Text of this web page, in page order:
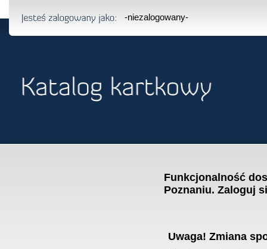
-niezalogowany-
Funkcjonalność
Poznaniu. Zaloguj
Uwaga! Zmiana